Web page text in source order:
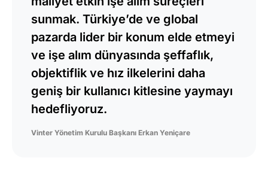
sunmak. Türkiye’de ve global
pazarda lider bir konum elde etmeyi
ve işe alım dünyasında şeffaflık,
objektiflik ve hız ilkelerini daha
geniş bir kullanıcı kitlesine yaymayı
hedefliyoruz.
Vinter Yönetim Kurulu Başkanı Erkan Yeniçare